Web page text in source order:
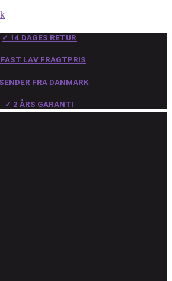
✓ 14 DAGES RETUR
LAV FRAGTPRIS
FRA DANMARK
✓ 2 ÅRS GARANTI